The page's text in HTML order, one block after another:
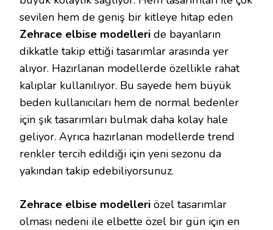
sevilen hem de geniş bir kitleye hitap eden
Zehrace elbise modelleri de bayanların
dikkatle takip ettiği tasarımlar arasında yer
alıyor. Hazırlanan modellerde özellikle rahat
kalıplar kullanılıyor. Bu sayede hem büyük
beden kullanıcıları hem de normal bedenler
için şık tasarımları bulmak daha kolay hale
geliyor. Ayrıca hazırlanan modellerde trend
renkler tercih edildiği için yeni sezonu da
yakından takip edebiliyorsunuz.
Zehrace elbise modelleri özel tasarımlar
olması nedeni ile elbette özel bir gün için en